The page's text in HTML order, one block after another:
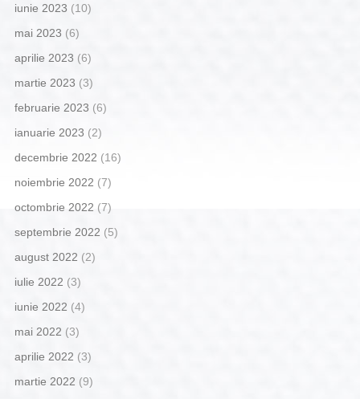
iunie 2023 (10)
mai 2023 (6)
aprilie 2023 (6)
martie 2023 (3)
februarie 2023 (6)
ianuarie 2023 (2)
decembrie 2022 (16)
noiembrie 2022 (7)
octombrie 2022 (7)
septembrie 2022 (5)
august 2022 (2)
iulie 2022 (3)
iunie 2022 (4)
mai 2022 (3)
aprilie 2022 (3)
martie 2022 (9)